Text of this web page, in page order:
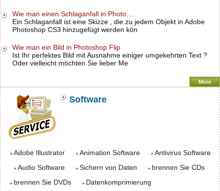
Wie man einen Schlaganfall in Photo…
Ein Schlaganfall ist eine Skizze , die zu jedem Objekt in Adobe
Photoshop CS3 hinzugefügt werden kön
Wie man ein Bild in Photoshop Flip
Ist Ihr perfektes Bild mit Ausnahme einiger umgekehrten Text ?
Oder vielleicht möchten Sie lieber Me
More
Software
Adobe Illustrator Animation Software
Antivirus Software
Audio Software
Sichern von Daten
brennen Sie CDs
brennen Sie DVDs
Datenkomprimierung